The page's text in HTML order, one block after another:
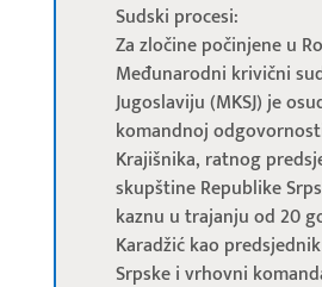
Sudski procesi:
Za zločine počinjene u
Međunarodni krivični
Jugoslaviju (MKSJ) je
komandnoj
Krajišnika, ratnog
skupštine Republike
kaznu u trajanju od 20
Karadžić kao
Srpske i vrhovni